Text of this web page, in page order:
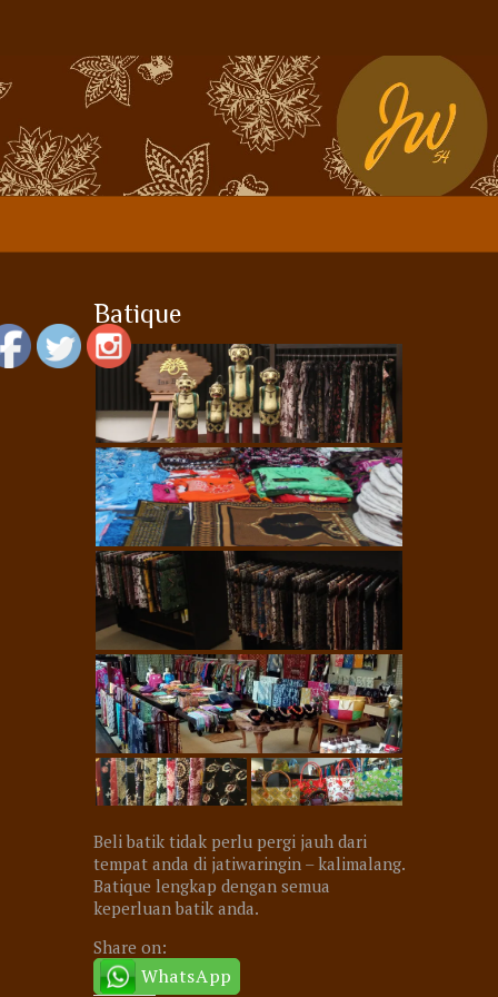
Batique
Beli batik tidak perlu pergi jauh dari
tempat anda di jatiwaringin – kalimalang.
Batique lengkap dengan semua
keperluan batik anda.
Share on:
WhatsApp